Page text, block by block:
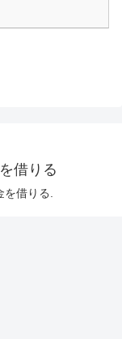
借りる
借りる.